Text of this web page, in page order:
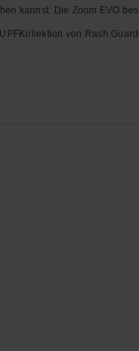
kannst. Die Zoom EVO
von Rash